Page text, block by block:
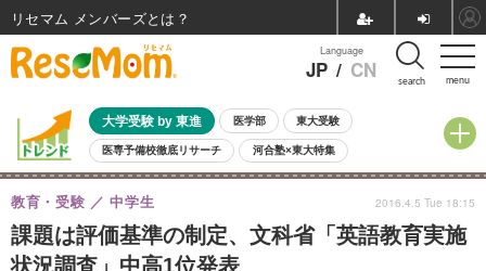
menu
Language
JP / CN search
大学受験 by 東進 医学部 東大受験
医専予備校徹底リサーチ 河合塾×東大特集
親子で考える大学選び 高校受験 中学受験 小学校受験
共通テスト 夏休み
8月開催イベント・WS 全国公立高校 過去問 人気記事
自由研究教材（小学生向け） 自由研究教材（中学生向け）
課題は評価基準の制定、文科省「英語教育実施
状況調査」中高1位発表
教育・受験 中学生 2016.4.5 Tue 18:15
リセマム メンバーズ